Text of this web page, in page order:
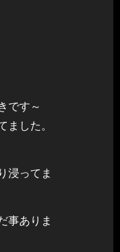
です～
ました。
浸ってま
事ありま